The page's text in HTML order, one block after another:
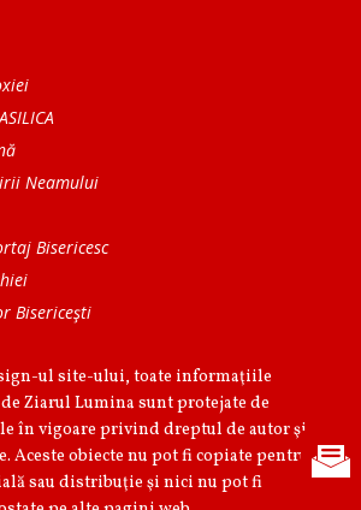
Neamului
Bisericesc
Bisericeşti
ul site-ului, toate informaţiile
Ziarul Lumina sunt protejate de
în vigoare privind dreptul de autor şi
Aceste obiecte nu pot fi copiate pentru
sau distribuţie şi nici nu pot fi